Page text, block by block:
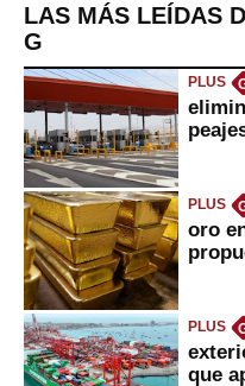
LAS MÁS LEÍDAS
G
PLUS
PLUS
oro
PLUS
que